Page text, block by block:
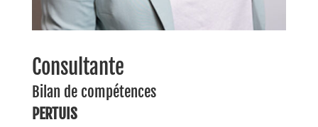
Consultante
Bilan de compétences
PERTUIS